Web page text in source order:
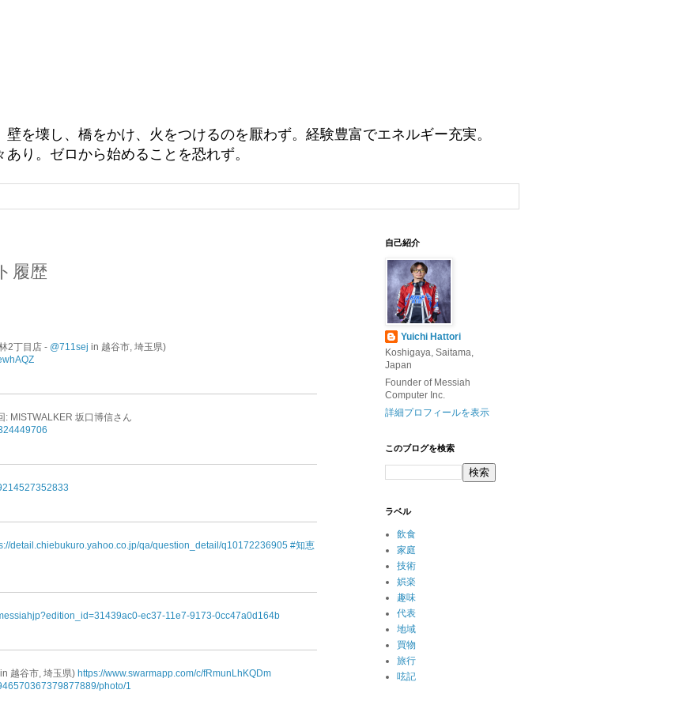
を壊し、橋をかけ、火をつけるのを厭わず。経験豊富でエネルギー充実。
あり。ゼロから始めることを恐れず。
履歴
2丁目店 - @711sej in 越谷市, 埼玉県)
: MISTWALKER 坂口博信さん
detail.chiebukuro.yahoo.co.jp/qa/question_detail/q10172236905 #知恵
ec37-11e7-9173-0cc47a0d164b
越谷市, 埼玉県) https://www.swarmapp.com/c/fRmunLhKQDm
photo/1
自己紹介
Yuichi Hattori
Koshigaya, Saitama,
Japan
Founder of Messiah
Computer Inc.
詳細プロフィールを表示
このブログを検索
ラベル
飲食
家庭
技術
娯楽
趣味
代表
地域
買物
旅行
呟記